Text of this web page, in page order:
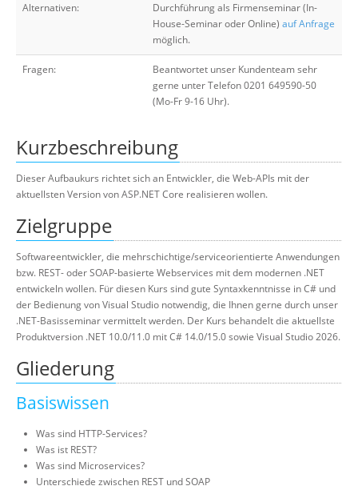
Alternativen:
Durchführung als Firmenseminar (In-
House-Seminar oder Online) auf Anfrage
möglich.
Fragen:
Beantwortet unser Kundenteam sehr
gerne unter Telefon 0201 649590-50
(Mo-Fr 9-16 Uhr).
Kurzbeschreibung
Dieser Aufbaukurs richtet sich an Entwickler, die Web-APIs mit der
aktuellsten Version von ASP.NET Core realisieren wollen.
Zielgruppe
Softwareentwickler, die mehrschichtige/serviceorientierte Anwendungen
bzw. REST- oder SOAP-basierte Webservices mit dem modernen .NET
entwickeln wollen. Für diesen Kurs sind gute Syntaxkenntnisse in C# und
der Bedienung von Visual Studio notwendig, die Ihnen gerne durch unser
.NET-Basisseminar vermittelt werden. Der Kurs behandelt die aktuellste
Produktversion .NET 10.0/11.0 mit C# 14.0/15.0 sowie Visual Studio 2026.
Gliederung
Basiswissen
Was sind HTTP-Services?
Was ist REST?
Was sind Microservices?
Unterschiede zwischen REST und SOAP